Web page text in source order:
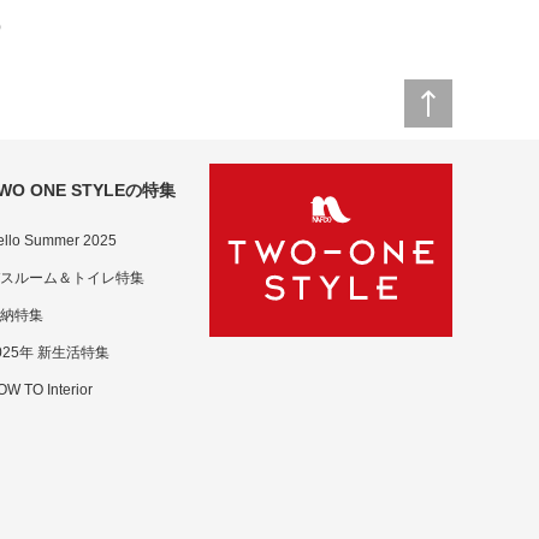
ONE STYLEの特集
Summer 2025
ルーム＆トイレ特集
特集
年 新生活特集
TO Interior